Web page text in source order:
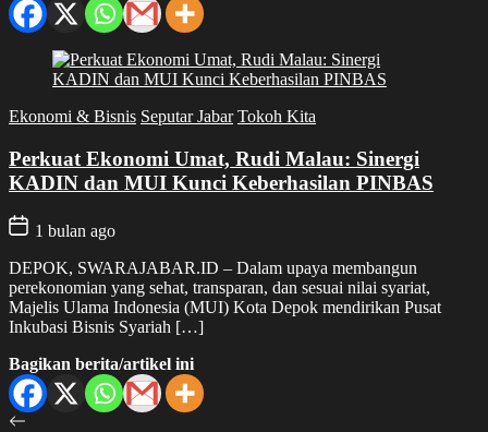
Ekonomi & Bisnis Seputar Jabar Tokoh Kita
Perkuat Ekonomi Umat, Rudi Malau: Sinergi
KADIN dan MUI Kunci Keberhasilan PINBAS
1 bulan ago
DEPOK, SWARAJABAR.ID – Dalam upaya membangun
perekonomian yang sehat, transparan, dan sesuai nilai syariat,
Majelis Ulama Indonesia (MUI) Kota Depok mendirikan Pusat
Inkubasi Bisnis Syariah […]
Bagikan berita/artikel ini